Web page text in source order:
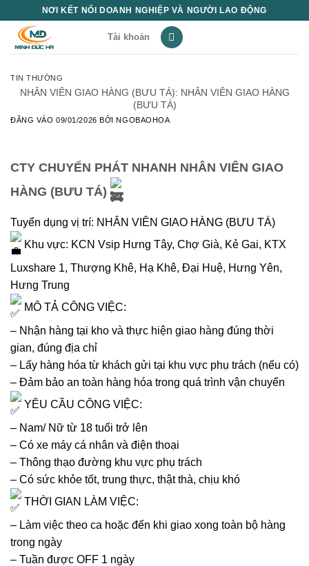
NƠI KẾT NỐI DOANH NGHIỆP VÀ NGƯỜI LAO ĐỘNG
Tài khoản
TIN THƯỜNG
NHÂN VIÊN GIAO HÀNG (BƯU TÁ): NHÂN VIÊN GIAO HÀNG
(BƯU TÁ)
ĐĂNG VÀO09/01/2026 BỞINGOBAOHOA
CTY CHUYỂN PHÁT NHANH NHÂN VIÊN GIAO
HÀNG (BƯU TÁ)
Tuyển dụng vị trí: NHÂN VIÊN GIAO HÀNG (BƯU TÁ)
Khu vực: KCN Vsip Hưng Tây, Chợ Già, Kẻ Gai, KTX
Luxshare 1, Thượng Khê, Hạ Khê, Đại Huệ, Hưng Yên,
Hưng Trung
MÔ TẢ CÔNG VIỆC:
– Nhận hàng tại kho và thực hiện giao hàng đúng thời
gian, đúng địa chỉ
– Lấy hàng hóa từ khách gửi tại khu vực phụ trách (nếu có)
– Đảm bảo an toàn hàng hóa trong quá trình vận chuyển
YÊU CẦU CÔNG VIỆC:
– Nam/ Nữ từ 18 tuổi trở lên
– Có xe máy cá nhân và điện thoại
– Thông thạo đường khu vực phụ trách
– Có sức khỏe tốt, trung thực, thật thà, chịu khó
THỜI GIAN LÀM VIỆC:
– Làm việc theo ca hoặc đến khi giao xong toàn bộ hàng
trong ngày
– Tuần được OFF 1 ngày